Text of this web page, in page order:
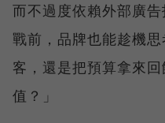
而不過度依賴外部廣
戰前，品牌也能趁機
客，還是把預算拿來
值？」